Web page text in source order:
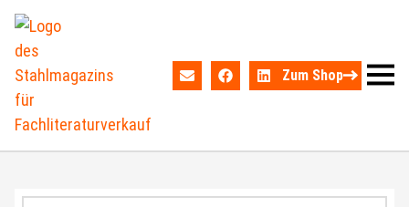
Zum Shop